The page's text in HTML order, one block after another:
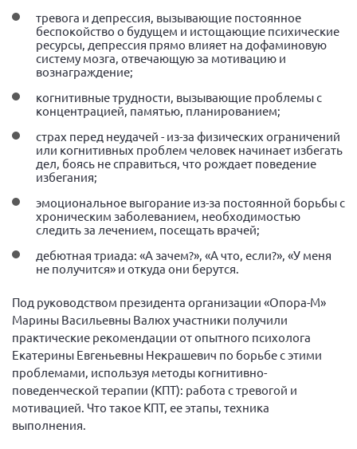
Свердловская область
Смоленская область
Сахалинская область
Томская область
Тульская область
Ульяновская область
Челябинская область
Ярославская область
тревога и депрессия, вызывающие постоянное
беспокойство о будущем и истощающие психические
ресурсы, депрессия прямо влияет на дофаминовую
систему мозга, отвечающую за мотивацию и
вознаграждение;
когнитивные трудности, вызывающие проблемы с
концентрацией, памятью, планированием;
страх перед неудачей - из-за физических ограничений
или когнитивных проблем человек начинает избегать
дел, боясь не справиться, что рождает поведение
избегания;
эмоциональное выгорание из-за постоянной борьбы с
хроническим заболеванием, необходимостью
следить за лечением, посещать врачей;
дебютная триада: «А зачем?», «А что, если?», «У меня
не получится» и откуда они берутся.
Под руководством президента организации «Опора-М»
Марины Васильевны Валюх участники получили
практические рекомендации от опытного психолога
Екатерины Евгеньевны Некрашевич по борьбе с этими
проблемами, используя методы когнитивно-
поведенческой терапии (КПТ): работа с тревогой и
мотивацией. Что такое КПТ, ее этапы, техника
выполнения.